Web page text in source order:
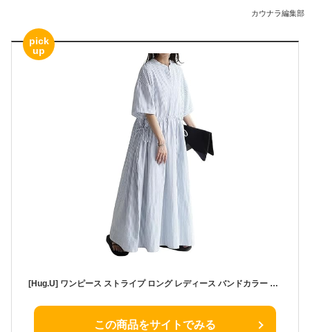
カウナラ編集部
pick
up
[Hug.U] ワンピース ストライプ ロング レディース バンドカラー 半袖 二の腕カバー シアサッカー ウエストマーク フレアワンピース フレア[ベージュ×ホワイトストライプ] d459BG
この商品をサイトでみる